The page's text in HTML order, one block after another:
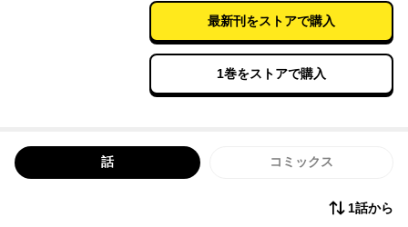
て、ヒロイン（こっち）じゃなーい！」なんと、やられ役の悪役
令嬢アンナマリーではなく、ヒロインのリサに転生していた。
光属性の最強の魔力を持ち、丈夫で、ラッキーな愛されキャラ
で過ごすと、わりと快適。憧れのアンナマリーと親友になって、
彼女の婚約者である王子様との仲を取り持って。悪役令嬢の没落
待って、もしかして、存在しなかった悪役令嬢の兄であるヒー
スクリフとの恋愛エンドを目指せます!? 前世では縁のなかった恋
最新刊をストアで購入
1巻をストアで購入
話 コミックス
1話から